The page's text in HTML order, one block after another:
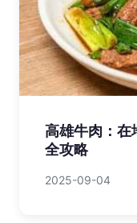
高雄牛肉：在
全攻略
2025-09-04